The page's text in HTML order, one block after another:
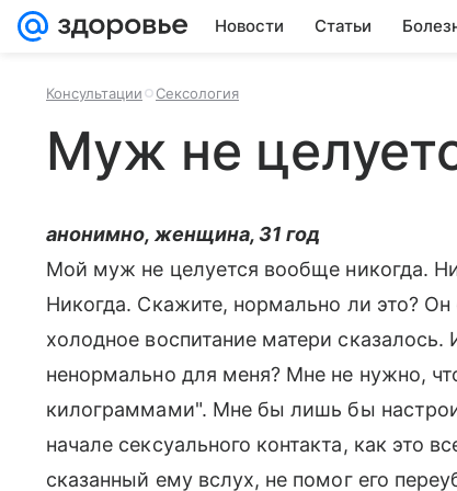
Новости Статьи
Консультации Сексология
Муж не
анонимно, женщина, 31 год
Мой муж не целуется вообще никогда.
Никогда. Скажите, нормально ли это? Он
холодное воспитание матери сказалось.
ненормально для меня? Мне не нужно,
килограммами". Мне бы лишь бы
начале сексуального контакта, как это
сказанный ему вслух, не помог его